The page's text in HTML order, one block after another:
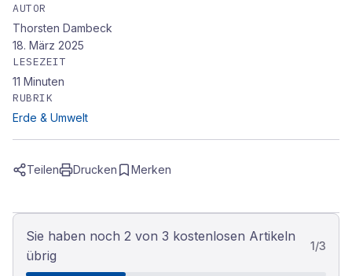
AUTOR
Thorsten Dambeck
18. März 2025
LESEZEIT
11 Minuten
RUBRIK
Erde & Umwelt
Teilen Drucken Merken
Sie haben noch 2 von 3 kostenlosen Artikeln
übrig
1/3